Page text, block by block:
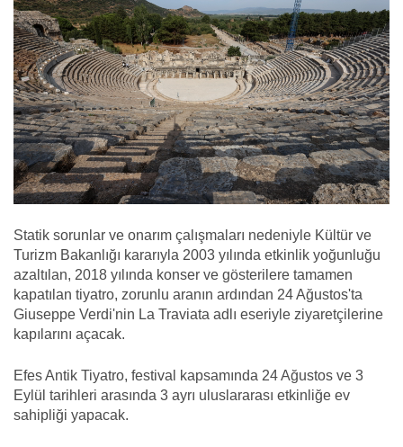
Statik sorunlar ve onarım çalışmaları nedeniyle Kültür ve
Turizm Bakanlığı kararıyla 2003 yılında etkinlik yoğunluğu
azaltılan, 2018 yılında konser ve gösterilere tamamen
kapatılan tiyatro, zorunlu aranın ardından 24 Ağustos'ta
Giuseppe Verdi'nin La Traviata adlı eseriyle ziyaretçilerine
kapılarını açacak.
Efes Antik Tiyatro, festival kapsamında 24 Ağustos ve 3
Eylül tarihleri arasında 3 ayrı uluslararası etkinliğe ev
sahipliği yapacak.